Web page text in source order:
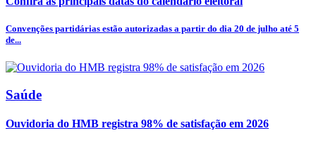
Convenções partidárias estão autorizadas a partir do dia 20 de julho até 5
de...
Saúde
Ouvidoria do HMB registra 98% de satisfação em 2026